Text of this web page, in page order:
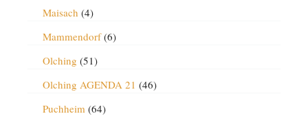
Maisach (4)
Mammendorf(6)
Olching (51)
Olching AGENDA 21 (46)
Puchheim(64)